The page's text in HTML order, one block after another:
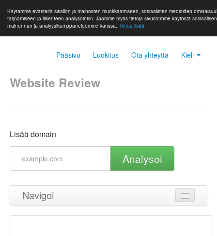
Käytämme evästeitä sisällön ja mainosten muokkaamiseen, sosiaalisten medioiden
tarjoamiseen ja liikenteen analysointiin. Jaamme myös tietoja sivustomme käytöstä
mainonnan ja analyysikumppaneidemme kanssa. Tietoa lisää
Pääsivu Luokitus Ota yhteyttä Kieli
Website Review
Lisää domain
Analysoi
Navigoi
Takaisin ylös